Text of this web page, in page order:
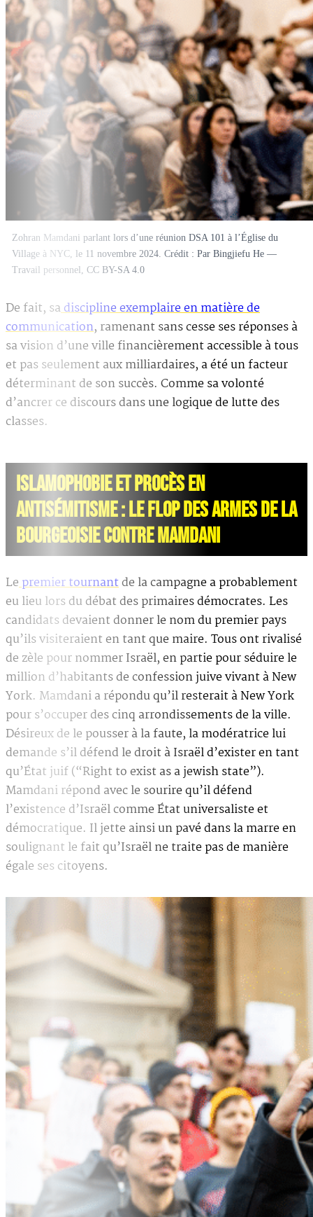
Zohran Mamdani parlant lors d’une réunion DSA 101 à l’Église du
Village à NYC, le 11 novembre 2024. Crédit : Par Bingjiefu He —
Travail personnel, CC BY-SA 4.0
De fait, sadiscipline exemplaire en matière de
communication, ramenant sans cesse ses réponses à
sa vision d’une ville financièrement accessible à tous
et pas seulement aux milliardaires, a été un facteur
déterminant de son succès. Comme sa volonté
d’ancrer ce discours dans une logique de lutte des
classes.
ISLAMOPHOBIE ET PROCÈS EN
ANTISÉMITISME : LE FLOP DES ARMES DE LA
BOURGEOISIE CONTRE MAMDANI
Lepremier tournantde la campagne a probablement
eu lieu lors du débat des primaires démocrates. Les
candidats devaient donner le nom du premier pays
qu’ils visiteraient en tant que maire. Tous ont rivalisé
de zèle pour nommer Israël, en partie pour séduire le
million d’habitants de confession juive vivant à New
York. Mamdani a répondu qu’il resterait à New York
pour s’occuper des cinq arrondissements de la ville.
Désireux de le pousser à la faute, la modératrice lui
demande s’il défend le droit à Israël d’exister en tant
qu’État juif (“Right to exist as a jewish state”).
Mamdani répond avec le sourire qu’il défend
l’existence d’Israël comme État universaliste et
démocratique. Il jette ainsi un pavé dans la marre en
soulignant le fait qu’Israël ne traite pas de manière
égale ses citoyens.